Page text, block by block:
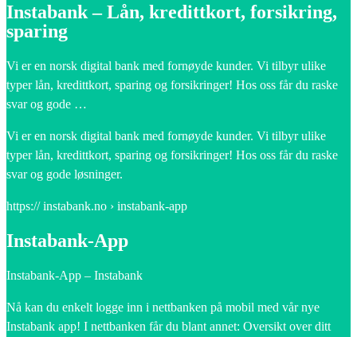
Instabank – Lån, kredittkort, forsikring,
sparing
Vi er en norsk digital bank med fornøyde kunder. Vi tilbyr ulike
typer lån, kredittkort, sparing og forsikringer! Hos oss får du raske
svar og gode …
Vi er en norsk digital bank med fornøyde kunder. Vi tilbyr ulike
typer lån, kredittkort, sparing og forsikringer! Hos oss får du raske
svar og gode løsninger.
https:// instabank.no › instabank-app
Instabank-App
Instabank-App – Instabank
Nå kan du enkelt logge inn i nettbanken på mobil med vår nye
Instabank app! I nettbanken får du blant annet: Oversikt over ditt